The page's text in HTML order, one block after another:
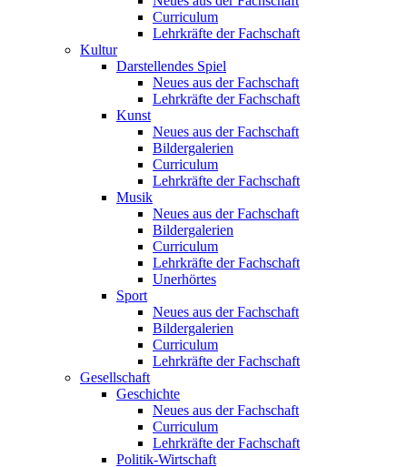
Curriculum
Lehrkräfte der Fachschaft
Kultur
Darstellendes Spiel
Neues aus der Fachschaft
Lehrkräfte der Fachschaft
Kunst
Neues aus der Fachschaft
Bildergalerien
Curriculum
Lehrkräfte der Fachschaft
Musik
Neues aus der Fachschaft
Bildergalerien
Curriculum
Lehrkräfte der Fachschaft
Unerhörtes
Sport
Neues aus der Fachschaft
Bildergalerien
Curriculum
Lehrkräfte der Fachschaft
Gesellschaft
Geschichte
Neues aus der Fachschaft
Curriculum
Lehrkräfte der Fachschaft
Politik-Wirtschaft